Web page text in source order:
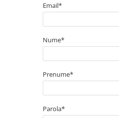
Pivot suspensie
► Accesorii auto
Email*
Nume*
Prenume*
Parola*